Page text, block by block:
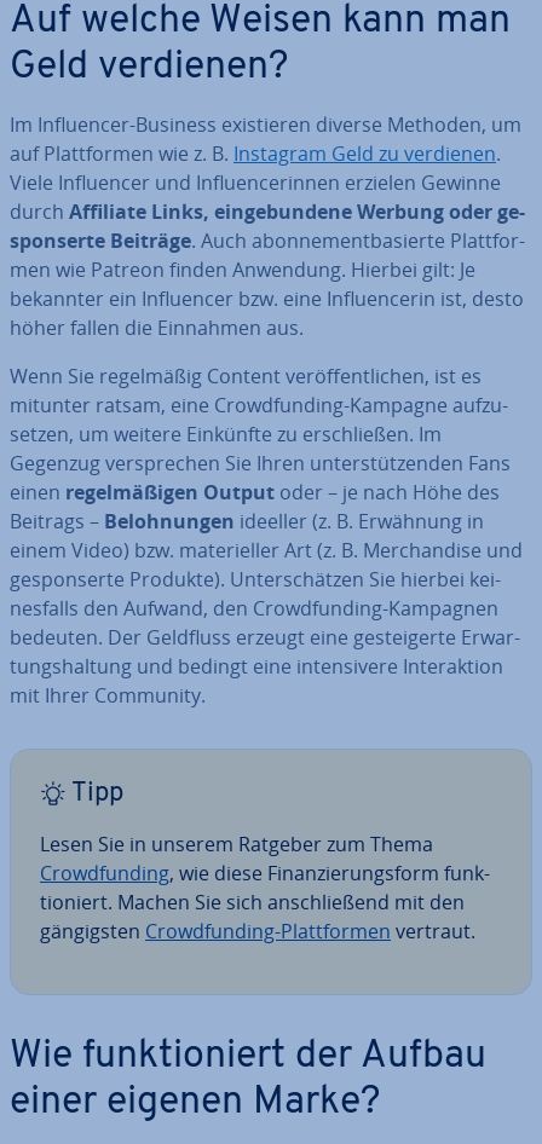
Auf welche Weisen kann man
Geld verdienen?
Im In­fluen­cer-Business exis­tie­ren diverse Methoden, um
auf Platt­for­men wie z. B. Instagram Geld zu verdienen.
Viele In­fluen­cer und In­fluen­ce­rin­nen erzielen Gewinne
durch Affiliate Links, ein­ge­bun­de­ne Werbung oder ge­
spon­ser­te Beiträge. Auch abon­ne­ment­ba­sier­te Platt­for­
men wie Patreon finden Anwendung. Hierbei gilt: Je
bekannter ein In­fluen­cer bzw. eine In­fluen­ce­rin ist, desto
höher fallen die Einnahmen aus.
Wenn Sie re­gel­mä­ßig Content ver­öf­fent­li­chen, ist es
mitunter ratsam, eine Crowd­fun­ding-Kampagne auf­zu­
set­zen, um weitere Einkünfte zu er­schlie­ßen. Im
Gegenzug ver­spre­chen Sie Ihren un­ter­stüt­zen­den Fans
einen re­gel­mä­ßi­gen Output oder – je nach Höhe des
Beitrags – Be­loh­nun­gen ideeller (z. B. Erwähnung in
einem Video) bzw. ma­te­ri­el­ler Art (z. B. Mer­chan­di­se und
ge­spon­ser­te Produkte). Un­ter­schät­zen Sie hierbei kei­
nes­falls den Aufwand, den Crowd­fun­ding-Kampagnen
bedeuten. Der Geldfluss erzeugt eine ge­stei­ger­te Er­war­
tungs­hal­tung und bedingt eine in­ten­si­ve­re In­ter­ak­ti­on
mit Ihrer Community.
Tipp
Lesen Sie in unserem Ratgeber zum Thema
Crowd­fun­ding, wie diese Fi­nan­zie­rungs­form funk­
tio­niert. Machen Sie sich an­schlie­ßend mit den
gän­gigs­ten Crowd­fun­ding-Platt­for­men vertraut.
Wie funk­tio­niert der Aufbau
einer eigenen Marke?